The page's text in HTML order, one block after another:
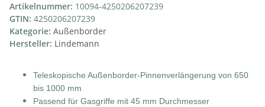
Artikelnummer: 10094-4250206207239
GTIN: 4250206207239
Kategorie: Außenborder
Hersteller: Lindemann
Teleskopische Außenborder-Pinnenverlängerung von 650
bis 1000 mm
Passend für Gasgriffe mit 45 mm Durchmesser